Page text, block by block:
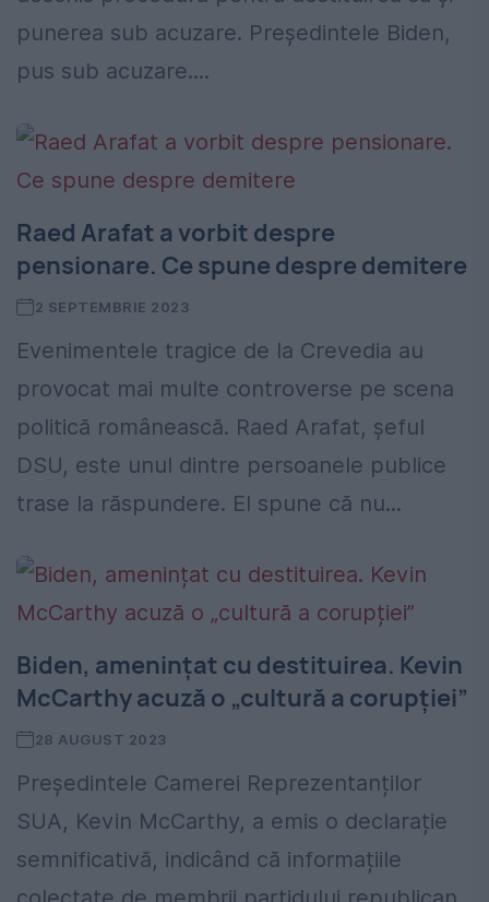
punerea sub acuzare. Preşedintele Biden,
pus sub acuzare....
Raed Arafat a vorbit despre
pensionare. Ce spune despre demitere
2 SEPTEMBRIE 2023
Evenimentele tragice de la Crevedia au
provocat mai multe controverse pe scena
politică românească. Raed Arafat, șeful
DSU, este unul dintre persoanele publice
trase la răspundere. El spune că nu...
Biden, amenințat cu destituirea. Kevin
McCarthy acuză o „cultură a corupției”
28 AUGUST 2023
Președintele Camerei Reprezentanților
SUA, Kevin McCarthy, a emis o declarație
semnificativă, indicând că informațiile